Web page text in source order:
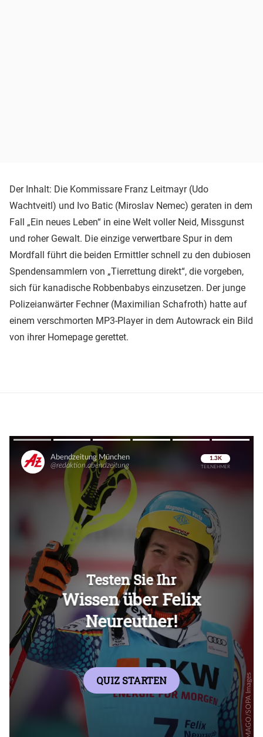
Der Inhalt: Die Kommissare Franz Leitmayr (Udo
Wachtveitl) und Ivo Batic (Miroslav Nemec) geraten in dem
Fall „Ein neues Leben“ in eine Welt voller Neid, Missgunst
und roher Gewalt. Die einzige verwertbare Spur in dem
Mordfall führt die beiden Ermittler schnell zu den dubiosen
Spendensammlern von „Tierrettung direkt“, die vorgeben,
sich für kanadische Robbenbabys einzusetzen. Der junge
Polizeianwärter Fechner (Maximilian Schafroth) hatte auf
einem verschmorten MP3-Player in dem Autowrack ein Bild
von ihrer Homepage gerettet.
Überspringen
Überspringen